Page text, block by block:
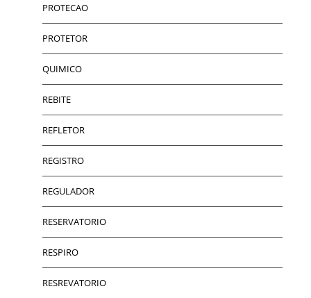
PROTECAO
PROTETOR
QUIMICO
REBITE
REFLETOR
REGISTRO
REGULADOR
RESERVATORIO
RESPIRO
RESREVATORIO